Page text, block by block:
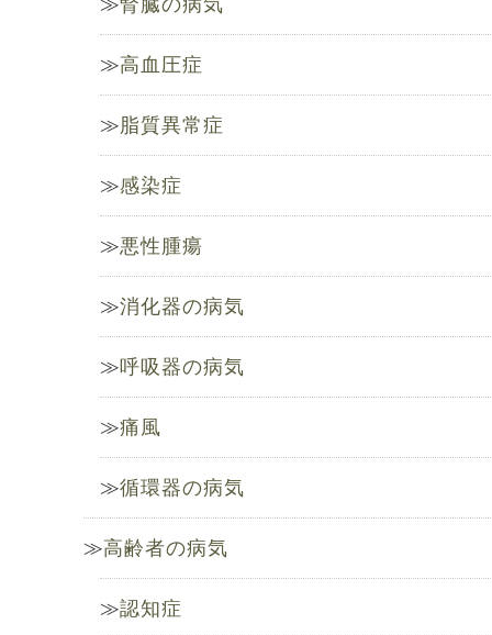
腎臓の病気
高血圧症
脂質異常症
感染症
悪性腫瘍
消化器の病気
呼吸器の病気
痛風
循環器の病気
高齢者の病気
認知症